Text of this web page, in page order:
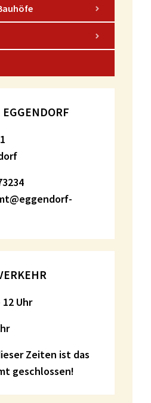
12 Uhr
Zeiten ist das
geschlossen!